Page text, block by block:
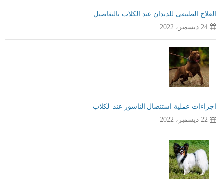
العلاج الطبيعى للديدان عند الكلاب بالتفاصيل
24 ديسمبر، 2022
اجراءات عملية استئصال الناسور عند الكلاب
22 ديسمبر، 2022